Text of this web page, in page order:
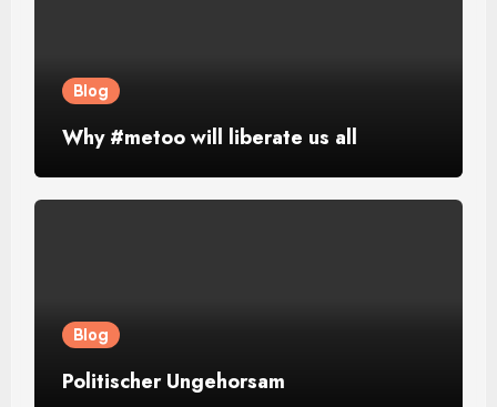
Blog
Why #metoo will liberate us all
Blog
Politischer Ungehorsam